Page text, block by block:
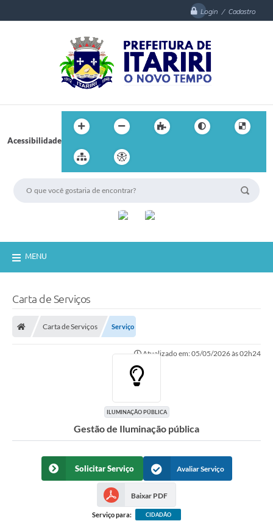
Login / Cadastro
Acessibilidade
MENU
Carta de Serviços
Carta de Serviços Serviço
Atualizado em: 05/05/2026 às 02h24
ILUMINAÇÃO PÚBLICA
Gestão de Iluminação pública
Solicitar Serviço Avaliar Serviço
Baixar PDF
Serviço para: CIDADÃO